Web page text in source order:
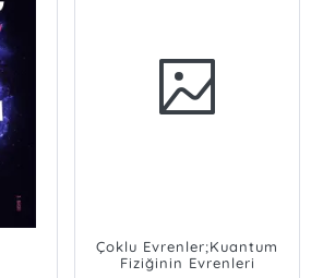
Çoklu Evrenler;Kuantum
Fiziğinin Evrenleri